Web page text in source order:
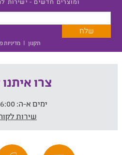
תקנון | מדיניות
צרו
ימים א-ה:
שירות